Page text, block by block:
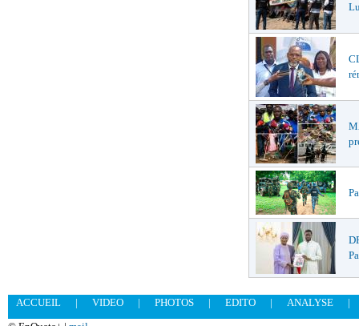
ACCUEIL | VIDEO | PHOTOS | EDITO | ANALYSE
|